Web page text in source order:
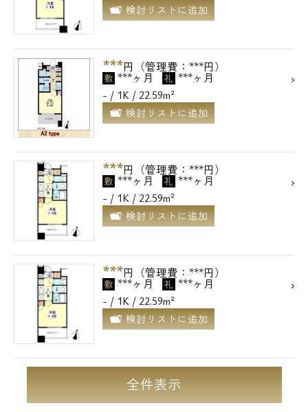
検討リストに追加
***円（管理費：***円）
敷 ***ヶ月 礼 ***ヶ月
- / 1K / 22.59m²
検討リストに追加
***円（管理費：***円）
敷 ***ヶ月 礼 ***ヶ月
- / 1K / 22.59m²
検討リストに追加
***円（管理費：***円）
敷 ***ヶ月 礼 ***ヶ月
- / 1K / 22.59m²
検討リストに追加
全件表示